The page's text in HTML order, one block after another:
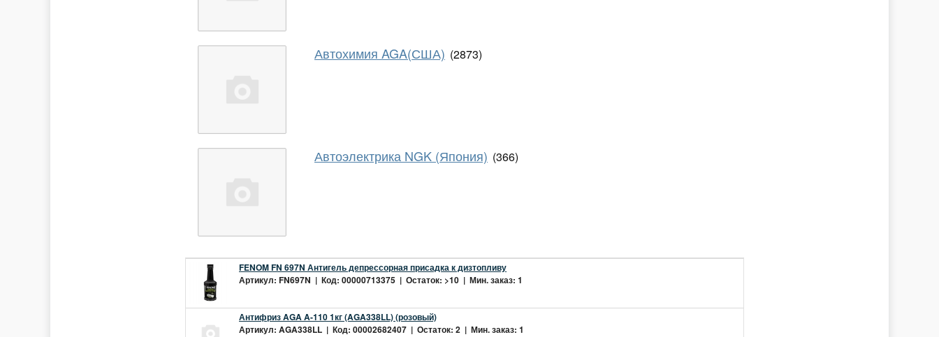
Автохимия AGA(США) (2873)
Автоэлектрика NGK (Япония) (366)
FENOM FN 697N Антигель депрессорная присадка к дизтопливу
Артикул: FN697N | Код: 00000713375 | Остаток: >10 | Мин. заказ: 1
Антифриз AGA A-110 1кг (AGA338LL) (розовый)
Артикул: AGA338LL | Код: 00002682407 | Остаток: 2 | Мин. заказ: 1